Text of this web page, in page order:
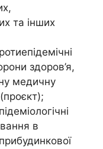
та інших
здоров’я,
медичну
в